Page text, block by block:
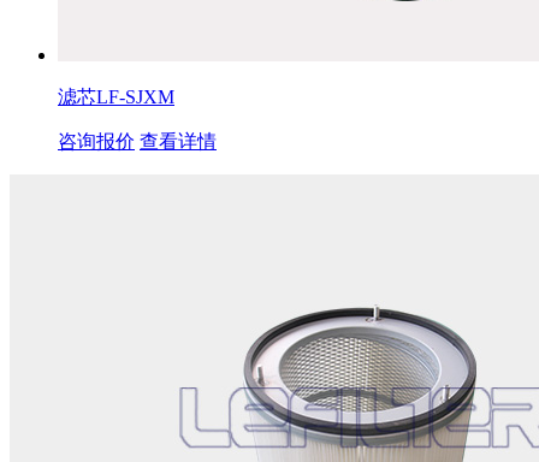
滤芯LF-SJXM
咨询报价 查看详情